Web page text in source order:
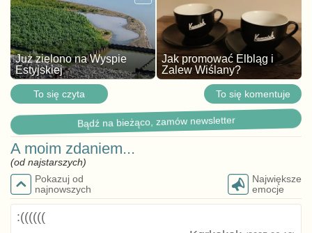
Już zielono na Wyspie
Estyjskiej
Jak promować Elbląg i
Zalew Wiślany?
To się czyta To się komentuje
Bądź na bieżąco, zamów newsletter
A moim zdaniem...
(od najstarszych)
Pokazuj od
najnowszych
Największe
emocje
:((((((